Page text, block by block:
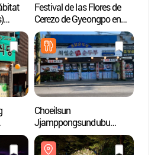
))
Festival de las Flores de
Cerezo de Gyeongpo en
Gangneung (강릉
경포벚꽃축제)
당)
Choeilsun
Jjamppongsundubu
(최일순짬뽕순두부)